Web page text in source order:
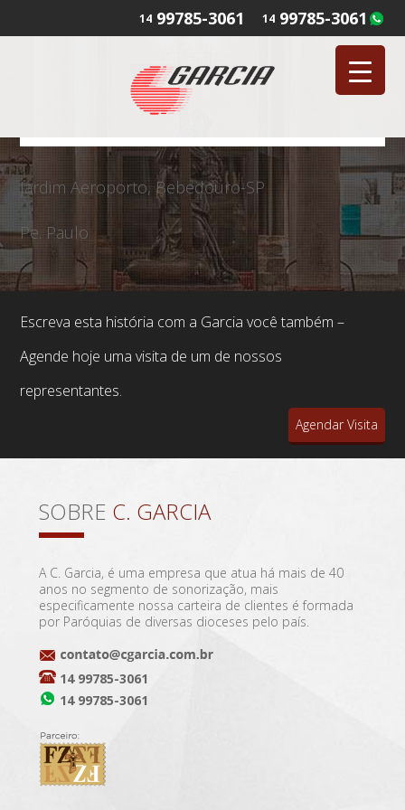
14 99785-3061
14 99785-3061
Jardim Aeroporto, Bebedouro-SP
Pe. Paulo
Escreva esta história com a Garcia você também –
Agende hoje uma visita de um de nossos
representantes.
Agendar Visita
SOBRE C. GARCIA
A C. Garcia, é uma empresa que atua há mais de 40
anos no segmento de sonorização, mais
especificamente nossa carteira de clientes é formada
por Paróquias de diversas dioceses pelo país.
14 99785-3061
14 99785-3061